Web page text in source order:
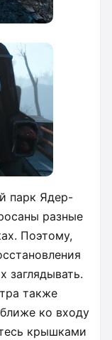
парк Ядер-
разные
Поэтому,
заглядывать.
также
ко входу
крышками